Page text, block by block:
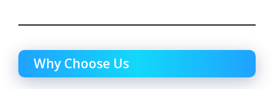
Why Choose Us